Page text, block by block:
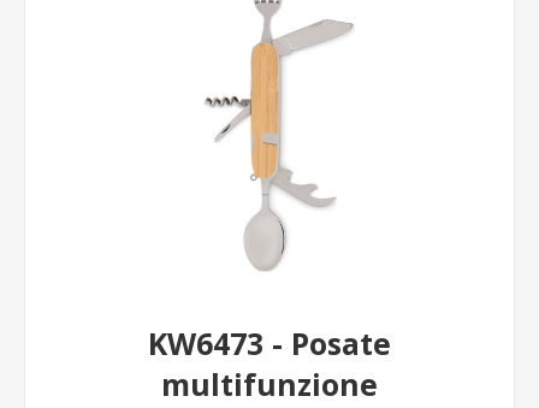
KW6473 - Posate
multifunzione